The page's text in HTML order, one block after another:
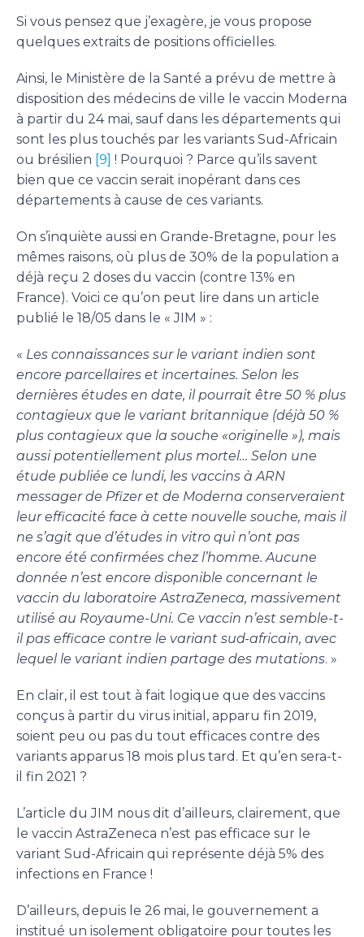
Si vous pensez que j’exagère, je vous propose
quelques extraits de positions officielles.
Ainsi, le Ministère de la Santé a prévu de mettre à
disposition des médecins de ville le vaccin Moderna
à partir du 24 mai, sauf dans les départements qui
sont les plus touchés par les variants Sud-Africain
ou brésilien [9] ! Pourquoi ? Parce qu’ils savent
bien que ce vaccin serait inopérant dans ces
départements à cause de ces variants.
On s’inquiète aussi en Grande-Bretagne, pour les
mêmes raisons, où plus de 30% de la population a
déjà reçu 2 doses du vaccin (contre 13% en
France). Voici ce qu’on peut lire dans un article
publié le 18/05 dans le « JIM » :
« Les connaissances sur le variant indien sont
encore parcellaires et incertaines. Selon les
dernières études en date, il pourrait être 50 % plus
contagieux que le variant britannique (déjà 50 %
plus contagieux que la souche «originelle »), mais
aussi potentiellement plus mortel… Selon une
étude publiée ce lundi, les vaccins à ARN
messager de Pfizer et de Moderna conserveraient
leur efficacité face à cette nouvelle souche, mais il
ne s’agit que d’études in vitro qui n’ont pas
encore été confirmées chez l’homme. Aucune
donnée n’est encore disponible concernant le
vaccin du laboratoire AstraZeneca, massivement
utilisé au Royaume-Uni. Ce vaccin n’est semble-t-
il pas efficace contre le variant sud-africain, avec
lequel le variant indien partage des mutations. »
En clair, il est tout à fait logique que des vaccins
conçus à partir du virus initial, apparu fin 2019,
soient peu ou pas du tout efficaces contre des
variants apparus 18 mois plus tard. Et qu’en sera-t-
il fin 2021 ?
L’article du JIM nous dit d’ailleurs, clairement, que
le vaccin AstraZeneca n’est pas efficace sur le
variant Sud-Africain qui représente déjà 5% des
infections en France !
D’ailleurs, depuis le 26 mai, le gouvernement a
institué un isolement obligatoire pour toutes les